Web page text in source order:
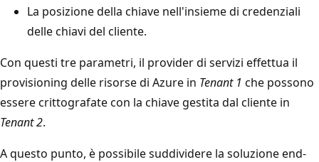
La posizione della chiave nell'insieme di credenziali
delle chiavi del cliente.
Con questi tre parametri, il provider di servizi effettua il
provisioning delle risorse di Azure in Tenant 1 che possono
essere crittografate con la chiave gestita dal cliente in
Tenant 2.
A questo punto, è possibile suddividere la soluzione end-